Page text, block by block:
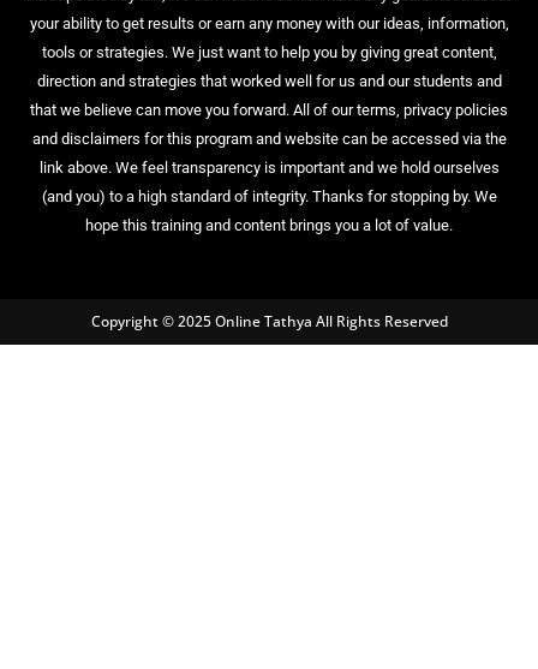
your ability to get results or earn any money with our ideas, information,
tools or strategies. We just want to help you by giving great content,
direction and strategies that worked well for us and our students and
that we believe can move you forward. All of our terms, privacy policies
and disclaimers for this program and website can be accessed via the
link above. We feel transparency is important and we hold ourselves
(and you) to a high standard of integrity. Thanks for stopping by. We
hope this training and content brings you a lot of value.
Copyright © 2025 Online Tathya All Rights Reserved